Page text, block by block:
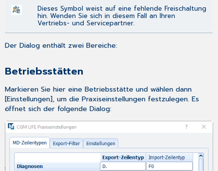
Dieses Symbol weist auf eine fehlende Freischaltung
hin. Wenden Sie sich in diesem Fall an Ihren
Vertriebs- und Servicepartner.
Der Dialog enthält zwei Bereiche:
Betriebsstätten
Markieren Sie hier eine Betriebsstätte und wählen dann
[Einstellungen], um die Praxiseinstellungen festzulegen. Es
öffnet sich der folgende Dialog: